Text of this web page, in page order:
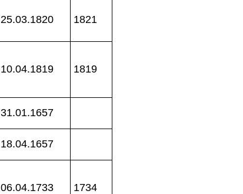
25.03.1820 1821
10.04.1819 1819
31.01.1657
18.04.1657
06.04.1733 1734